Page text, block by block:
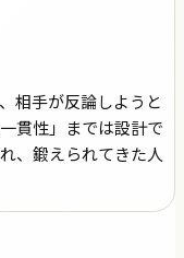
相手が反論しようと
貫性」までは設計で
、鍛えられてきた人